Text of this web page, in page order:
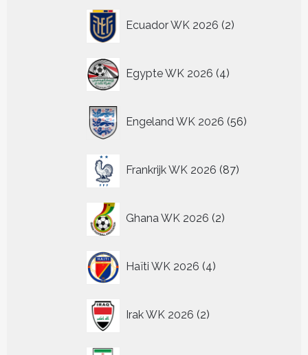
Ecuador WK 2026 2
producten
Egypte WK 2026 4
producten
Engeland WK 2026 56
producten
Frankrijk WK 2026 87
producten
Ghana WK 2026 2
producten
Haïti WK 2026 4
producten
Irak WK 2026 2
producten